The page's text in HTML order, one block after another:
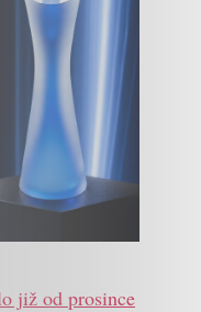
již od prosince